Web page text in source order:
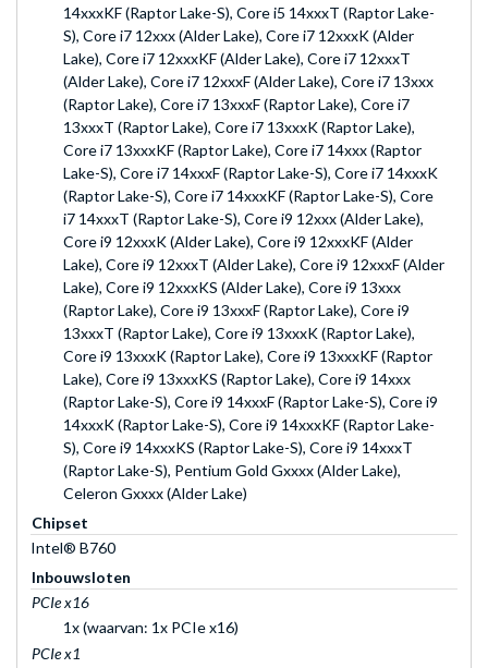
14xxxKF (Raptor Lake-S), Core i5 14xxxT (Raptor Lake-
S), Core i7 12xxx (Alder Lake), Core i7 12xxxK (Alder
Lake), Core i7 12xxxKF (Alder Lake), Core i7 12xxxT
(Alder Lake), Core i7 12xxxF (Alder Lake), Core i7 13xxx
(Raptor Lake), Core i7 13xxxF (Raptor Lake), Core i7
13xxxT (Raptor Lake), Core i7 13xxxK (Raptor Lake),
Core i7 13xxxKF (Raptor Lake), Core i7 14xxx (Raptor
Lake-S), Core i7 14xxxF (Raptor Lake-S), Core i7 14xxxK
(Raptor Lake-S), Core i7 14xxxKF (Raptor Lake-S), Core
i7 14xxxT (Raptor Lake-S), Core i9 12xxx (Alder Lake),
Core i9 12xxxK (Alder Lake), Core i9 12xxxKF (Alder
Lake), Core i9 12xxxT (Alder Lake), Core i9 12xxxF (Alder
Lake), Core i9 12xxxKS (Alder Lake), Core i9 13xxx
(Raptor Lake), Core i9 13xxxF (Raptor Lake), Core i9
13xxxT (Raptor Lake), Core i9 13xxxK (Raptor Lake),
Core i9 13xxxK (Raptor Lake), Core i9 13xxxKF (Raptor
Lake), Core i9 13xxxKS (Raptor Lake), Core i9 14xxx
(Raptor Lake-S), Core i9 14xxxF (Raptor Lake-S), Core i9
14xxxK (Raptor Lake-S), Core i9 14xxxKF (Raptor Lake-
S), Core i9 14xxxKS (Raptor Lake-S), Core i9 14xxxT
(Raptor Lake-S), Pentium Gold Gxxxx (Alder Lake),
Celeron Gxxxx (Alder Lake)
Chipset
Intel® B760
Inbouwsloten
PCIe x16
1x (waarvan: 1x PCIe x16)
PCIe x1